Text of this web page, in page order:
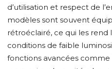
d’utilisation et respect de
modèles sont souvent
rétroéclairé, ce qui les rend
conditions de faible
fonctions avancées